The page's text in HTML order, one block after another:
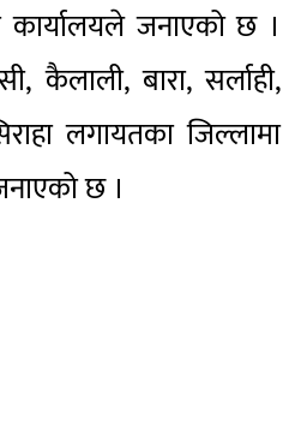
कार्यालयले जनाएको छ ।
कैलाली, बारा, सर्लाही,
लगायतका जिल्लामा
छ ।